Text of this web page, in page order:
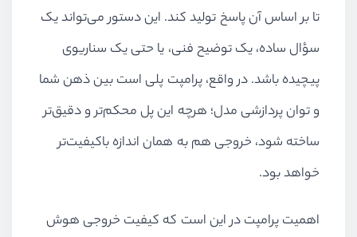
تا بر اساس آن پاسخ تولید کند. این دستور می‌تواند یک
سؤال ساده، یک توضیح فنی، یا حتی یک سناریوی
پیچیده باشد. در واقع، پرامپت پلی است بین ذهن شما
و توان پردازشی مدل؛ هرچه این پل محکم‌تر و دقیق‌تر
ساخته شود، خروجی هم به همان اندازه باکیفیت‌تر
خواهد بود.
اهمیت پرامپت در این است که کیفیت خروجی هوش